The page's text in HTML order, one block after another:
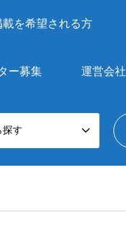
載を希望される方
ー募集 運営会社
探す